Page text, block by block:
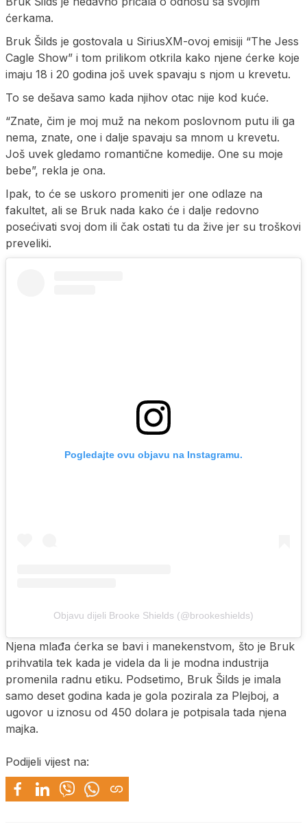
ćerkama.
Bruk Šilds je gostovala u SiriusXM-ovoj emisiji “The Jess
Cagle Show” i tom prilikom otkrila kako njene ćerke koje
imaju 18 i 20 godina još uvek spavaju s njom u krevetu.
To se dešava samo kada njihov otac nije kod kuće.
“Znate, čim je moj muž na nekom poslovnom putu ili ga
nema, znate, one i dalje spavaju sa mnom u krevetu.
Još uvek gledamo romantične komedije. One su moje
bebe”, rekla je ona.
Ipak, to će se uskoro promeniti jer one odlaze na
fakultet, ali se Bruk nada kako će i dalje redovno
posećivati svoj dom ili čak ostati tu da žive jer su troškovi
preveliki.
Pogledajte ovu objavu na Instagramu.
Objavu dijeli Brooke Shields (@brookeshields)
Njena mlađa ćerka se bavi i manekenstvom, što je Bruk
prihvatila tek kada je videla da li je modna industrija
promenila radnu etiku. Podsetimo, Bruk Šilds je imala
samo deset godina kada je gola pozirala za Plejboj, a
ugovor u iznosu od 450 dolara je potpisala tada njena
majka.
Podijeli vijest na: